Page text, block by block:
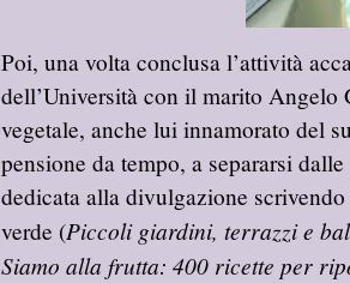
Poi, una volta conclusa l’attività
dell’Università con il marito Angelo
vegetale, anche lui innamorato del
pensione da tempo, a separarsi
dedicata alla divulgazione
verde (Piccoli giardini, terrazzi e
Siamo alla frutta: 400 ricette per